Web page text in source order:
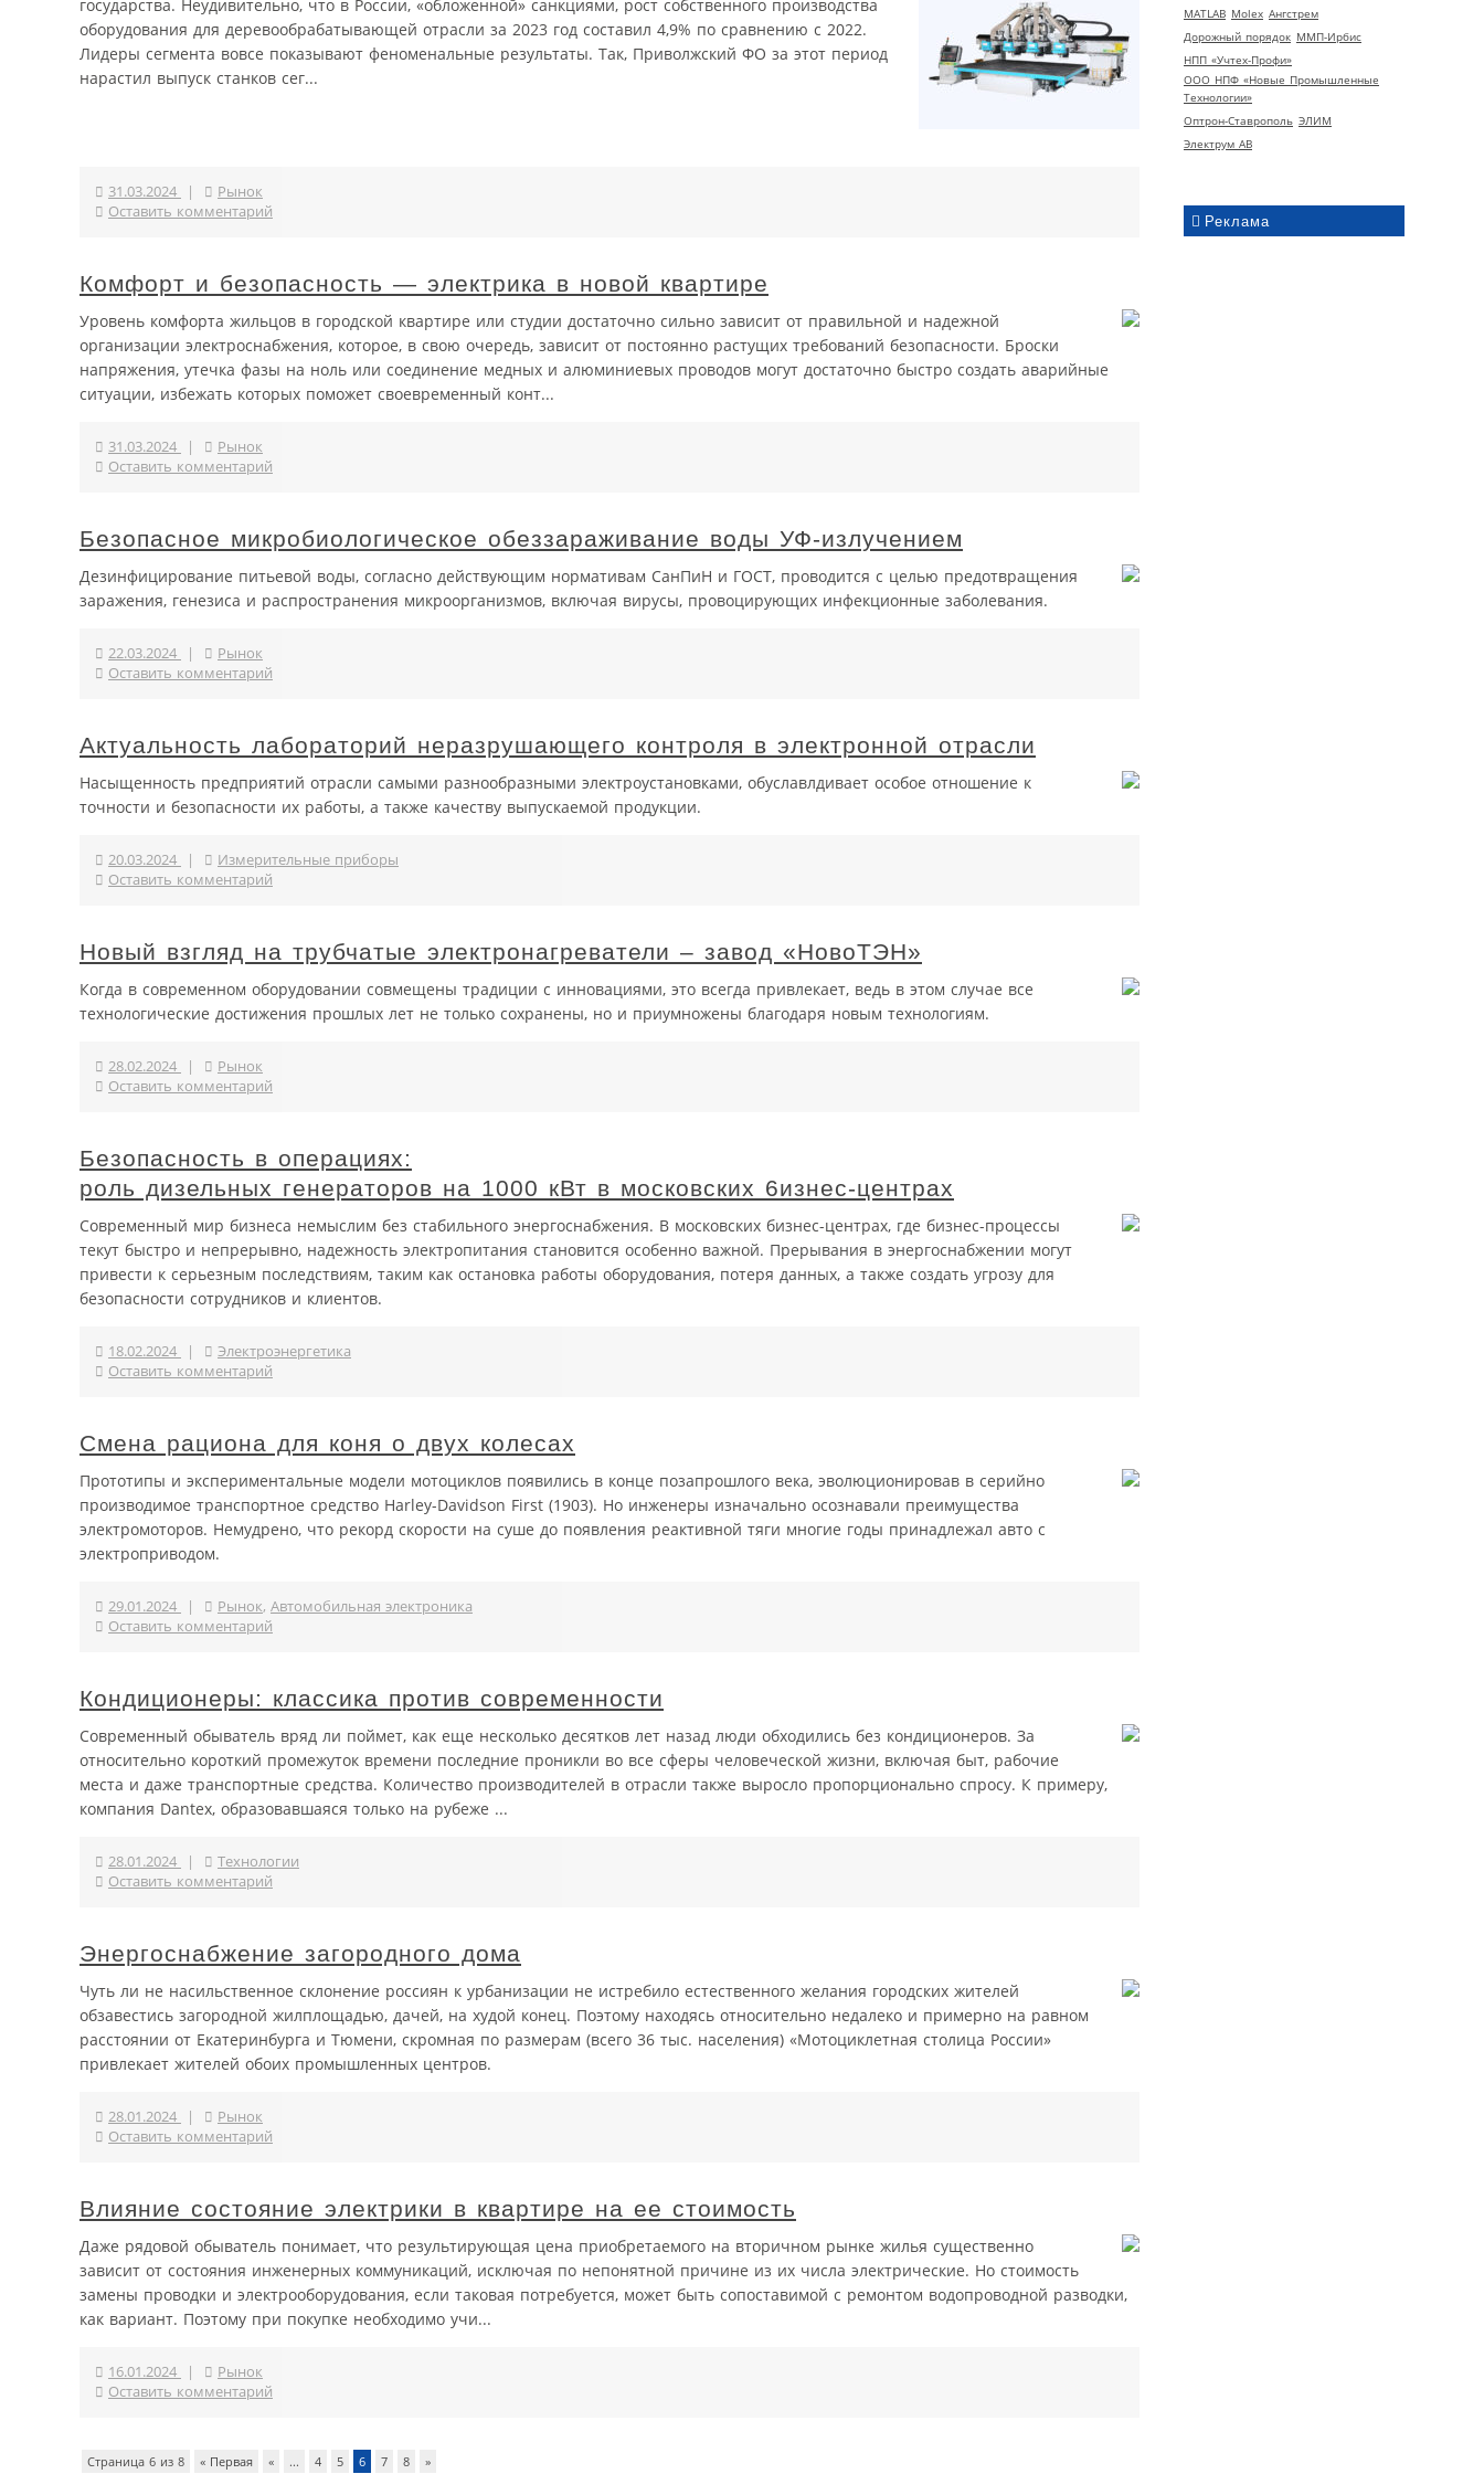
MATLAB Molex Ангстрем
Дорожный порядок ММП-Ирбис
НПП «Учтех-Профи»
ООО НПФ «Новые Промышленные
Технологии»
Оптрон-Ставрополь ЭЛИМ
Электрум АВ
Реклама
государства. Неудивительно, что в России, «обложенной» санкциями, рост собственного производства
оборудования для деревообрабатывающей отрасли за 2023 год составил 4,9% по сравнению с 2022.
Лидеры сегмента вовсе показывают феноменальные результаты. Так, Приволжский ФО за этот период
нарастил выпуск станков сег...
31.03.2024 |
Рынок
Оставить комментарий
Комфорт и безопасность — электрика в новой квартире
Уровень комфорта жильцов в городской квартире или студии достаточно сильно зависит от правильной и надежной
организации электроснабжения, которое, в свою очередь, зависит от постоянно растущих требований безопасности. Броски
напряжения, утечка фазы на ноль или соединение медных и алюминиевых проводов могут достаточно быстро создать аварийные
ситуации, избежать которых поможет своевременный конт...
31.03.2024 |
Рынок
Оставить комментарий
Безопасное микробиологическое обеззараживание воды УФ-излучением
Дезинфицирование питьевой воды, согласно действующим нормативам СанПиН и ГОСТ, проводится с целью предотвращения
заражения, генезиса и распространения микроорганизмов, включая вирусы, провоцирующих инфекционные заболевания.
22.03.2024 |
Рынок
Оставить комментарий
Актуальность лабораторий неразрушающего контроля в электронной отрасли
Насыщенность предприятий отрасли самыми разнообразными электроустановками, обуславлдивает особое отношение к
точности и безопасности их работы, а также качеству выпускаемой продукции.
20.03.2024 |
Измерительные приборы
Оставить комментарий
Новый взгляд на трубчатые электронагреватели – завод «НовоТЭН»
Когда в современном оборудовании совмещены традиции с инновациями, это всегда привлекает, ведь в этом случае все
технологические достижения прошлых лет не только сохранены, но и приумножены благодаря новым технологиям.
28.02.2024 |
Рынок
Оставить комментарий
Безопасность в операциях:
роль дизельных генераторов на 1000 кВт в московских 6изнес-центрах
Современный мир бизнеса немыслим без стабильного энергоснабжения. В московских бизнес-центрах, где бизнес-процессы
текут быстро и непрерывно, надежность электропитания становится особенно важной. Прерывания в энергоснабжении могут
привести к серьезным последствиям, таким как остановка работы оборудования, потеря данных, а также создать угрозу для
безопасности сотрудников и клиентов.
18.02.2024 |
Электроэнергетика
Оставить комментарий
Смена рациона для коня о двух колесах
Прототипы и экспериментальные модели мотоциклов появились в конце позапрошлого века, эволюционировав в серийно
производимое транспортное средство Harley-Davidson First (1903). Но инженеры изначально осознавали преимущества
электромоторов. Немудрено, что рекорд скорости на суше до появления реактивной тяги многие годы принадлежал авто с
электроприводом.
29.01.2024 | Рынок, Автомобильная электроника
Оставить комментарий
Кондиционеры: классика против современности
Современный обыватель вряд ли поймет, как еще несколько десятков лет назад люди обходились без кондиционеров. За
относительно короткий промежуток времени последние проникли во все сферы человеческой жизни, включая быт, рабочие
места и даже транспортные средства. Количество производителей в отрасли также выросло пропорционально спросу. К примеру,
компания Dantex, образовавшаяся только на рубеже ...
28.01.2024 |
Технологии
Оставить комментарий
Энергоснабжение загородного дома
Чуть ли не насильственное склонение россиян к урбанизации не истребило естественного желания городских жителей
обзавестись загородной жилплощадью, дачей, на худой конец. Поэтому находясь относительно недалеко и примерно на равном
расстоянии от Екатеринбурга и Тюмени, скромная по размерам (всего 36 тыс. населения) «Мотоциклетная столица России»
привлекает жителей обоих промышленных центров.
28.01.2024 |
Рынок
Оставить комментарий
Влияние состояние электрики в квартире на ее стоимость
Даже рядовой обыватель понимает, что результирующая цена приобретаемого на вторичном рынке жилья существенно
зависит от состояния инженерных коммуникаций, исключая по непонятной причине из их числа электрические. Но стоимость
замены проводки и электрооборудования, если таковая потребуется, может быть сопоставимой с ремонтом водопроводной разводки,
как вариант. Поэтому при покупке необходимо учи...
16.01.2024 |
Рынок
Оставить комментарий
Страница 6 из 8 « Первая « ... 4 5 6 7 8 »